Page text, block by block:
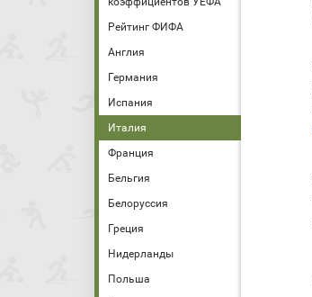
Рейтинг ФИФА
Англия
Германия
Испания
Италия
Франция
Бельгия
Белоруссия
Греция
Нидерланды
Польша